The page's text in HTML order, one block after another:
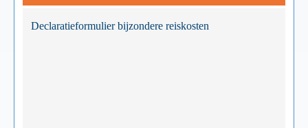
Declaratieformulier bijzondere reiskosten